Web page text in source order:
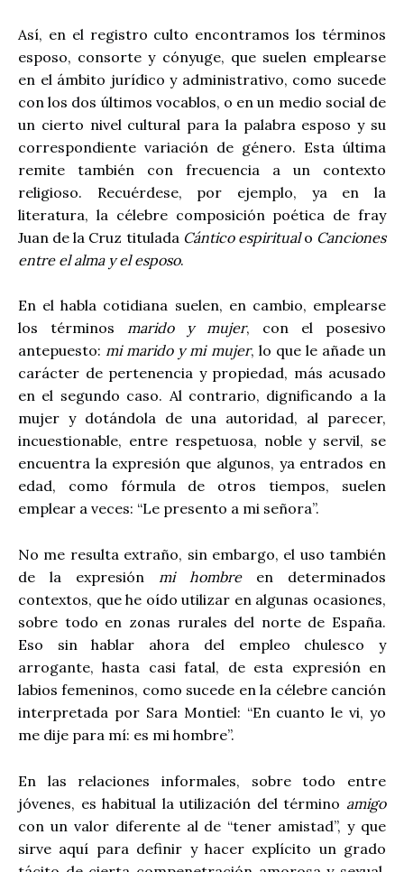
Así, en el registro culto encontramos los términos
esposo, consorte y cónyuge, que suelen emplearse
en el ámbito jurídico y administrativo, como sucede
con los dos últimos vocablos, o en un medio social de
un cierto nivel cultural para la palabra esposo y su
correspondiente variación de género. Esta última
remite también con frecuencia a un contexto
religioso. Recuérdese, por ejemplo, ya en la
literatura, la célebre composición poética de fray
Juan de la Cruz titulada Cántico espiritualo Canciones
entre el alma y el esposo.
En el habla cotidiana suelen, en cambio, emplearse
los términos marido y mujer, con el posesivo
antepuesto:mi marido y mi mujer, lo que le añade un
carácter de pertenencia y propiedad, más acusado
en el segundo caso. Al contrario, dignificando a la
mujer y dotándola de una autoridad, al parecer,
incuestionable, entre respetuosa, noble y servil, se
encuentra la expresión que algunos, ya entrados en
edad, como fórmula de otros tiempos, suelen
emplear a veces: “Le presento a mi señora”.
No me resulta extraño, sin embargo, el uso también
de la expresión mi hombreen determinados
contextos, que he oído utilizar en algunas ocasiones,
sobre todo en zonas rurales del norte de España.
Eso sin hablar ahora del empleo chulesco y
arrogante, hasta casi fatal, de esta expresión en
labios femeninos, como sucede en la célebre canción
interpretada por Sara Montiel: “En cuanto le vi, yo
me dije para mí: es mi hombre”.
En las relaciones informales, sobre todo entre
jóvenes, es habitual la utilización del término amigo
con un valor diferente al de “tener amistad”, y que
sirve aquí para definir y hacer explícito un grado